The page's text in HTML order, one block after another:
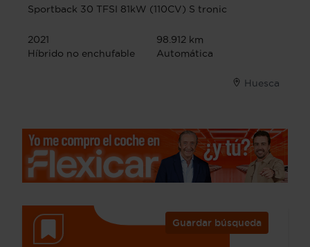
Sportback 30 TFSI 81kW (110CV) S tronic
2021
98.912 km
Híbrido no enchufable
Automática
Huesca
Guardar búsqueda